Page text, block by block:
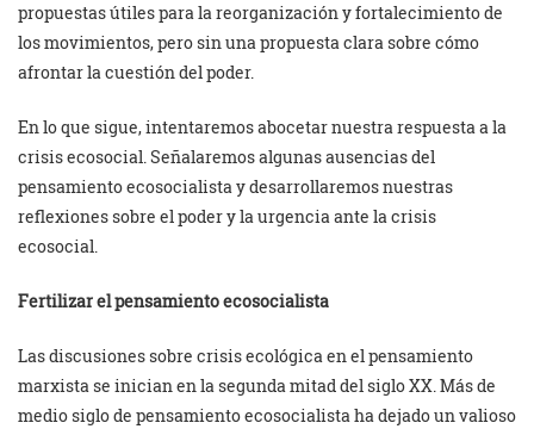
propuestas útiles para la reorganización y fortalecimiento de
los movimientos, pero sin una propuesta clara sobre cómo
afrontar la cuestión del poder.
En lo que sigue, intentaremos abocetar nuestra respuesta a la
crisis ecosocial. Señalaremos algunas ausencias del
pensamiento ecosocialista y desarrollaremos nuestras
reflexiones sobre el poder y la urgencia ante la crisis
ecosocial.
Fertilizar el pensamiento ecosocialista
Las discusiones sobre crisis ecológica en el pensamiento
marxista se inician en la segunda mitad del siglo XX. Más de
medio siglo de pensamiento ecosocialista ha dejado un valioso